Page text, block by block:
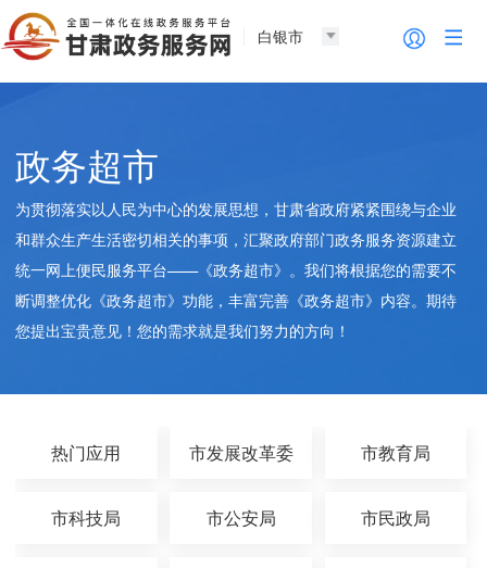
白银市
政务超市
为贯彻落实以人民为中心的发展思想，甘肃省政府紧紧围绕与企业
和群众生产生活密切相关的事项，汇聚政府部门政务服务资源建立
统一网上便民服务平台——《政务超市》。我们将根据您的需要不
断调整优化《政务超市》功能，丰富完善《政务超市》内容。期待
您提出宝贵意见！您的需求就是我们努力的方向！
热门应用 市发展改革委 市教育局
市科技局 市公安局 市民政局